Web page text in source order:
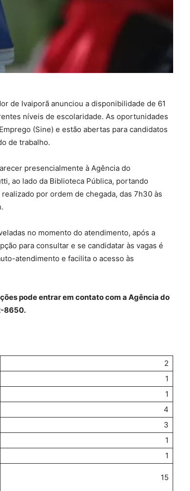
de Ivaiporã anunciou a disponibilidade de 61
níveis de escolaridade. As oportunidades
(Sine) e estão abertas para candidatos
de trabalho.
presencialmente à Agência do
ao lado da Biblioteca Pública, portando
por ordem de chegada, das 7h30 às
no momento do atendimento, após a
para consultar e se candidatar às vagas é
atendimento e facilita o acesso às
pode entrar em contato com a Agência do
8650.
2
1
1
4
3
1
1
15